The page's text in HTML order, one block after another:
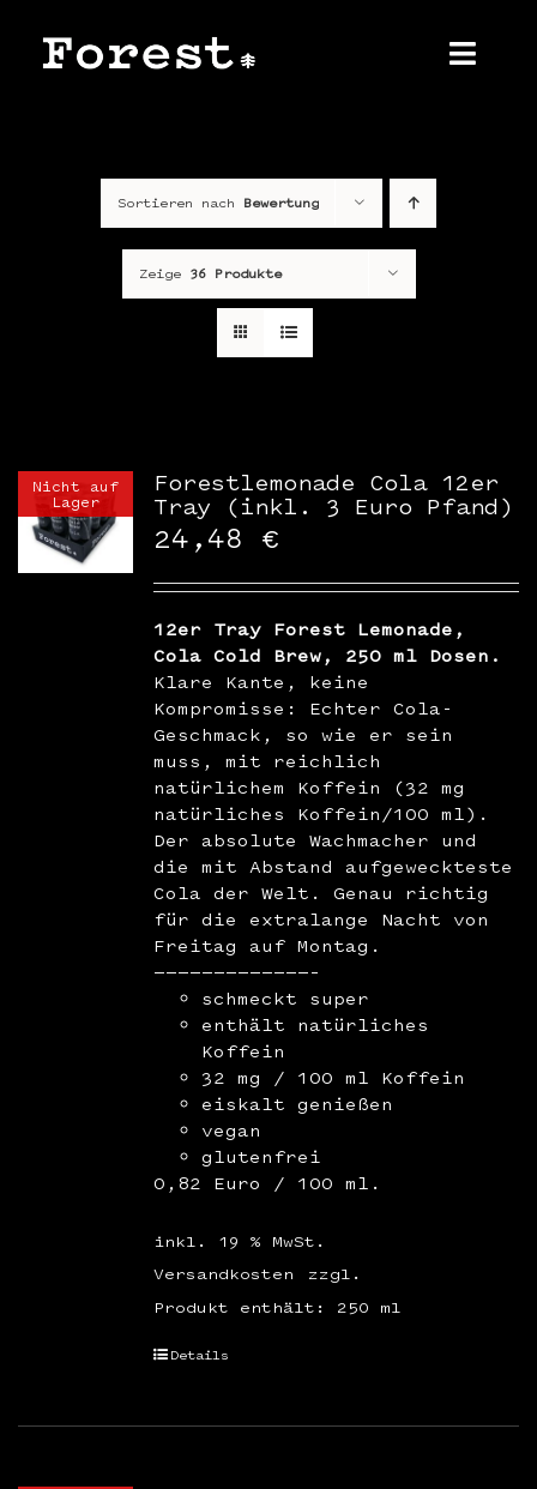
Inhalt
springen
Über uns
Presse
WooCommerce Warenkorb
Sortieren nach Bewertung
Zeige 36 Produkte
Nicht auf
Lager
Forestlemonade Cola 12er
Tray (inkl. 3 Euro Pfand)
24,48 €
12er Tray Forest Lemonade,
Cola Cold Brew, 250 ml Dosen.
Klare Kante, keine
Kompromisse: Echter Cola-
Geschmack, so wie er sein
muss, mit reichlich
natürlichem Koffein (32 mg
natürliches Koffein/100 ml).
Der absolute Wachmacher und
die mit Abstand aufgeweckteste
Cola der Welt. Genau richtig
für die extralange Nacht von
Freitag auf Montag.
—————————————–
schmeckt super
enthält natürliches
Koffein
32 mg / 100 ml Koffein
eiskalt genießen
vegan
glutenfrei
0,82 Euro / 100 ml.
inkl. 19 % MwSt.
zzgl.
Versandkosten
Produkt enthält: 250 ml
Details